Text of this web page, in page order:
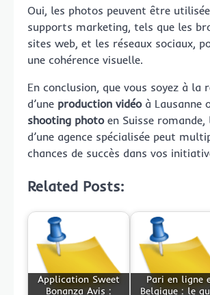
Oui, les photos peuvent être
supports marketing, tels que les
sites web, et les réseaux sociaux,
une cohérence visuelle.
En conclusion, que vous soyez à la
d’une production vidéoà Lausanne
shooting photoen Suisse romande,
d’une agence spécialisée peut
chances de succès dans vos
Related Posts:
Application Sweet
Bonanza Avis :
Pari en ligne
Belgique : le